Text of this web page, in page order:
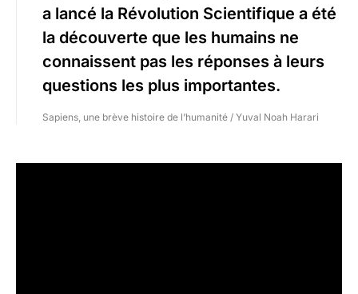
a lancé la Révolution Scientifique a été
la découverte que les humains ne
connaissent pas les réponses à leurs
questions les plus importantes.
Sapiens, une brève histoire de l’humanité / Yuval Noah Harari